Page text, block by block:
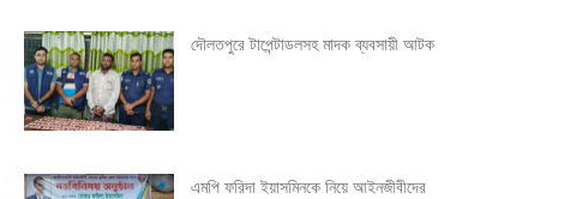
দৌলতপুরে টাপেন্টাডলসহ মাদক ব্যবসায়ী আটক
এমপি ফরিদা ইয়াসমিনকে নিয়ে আইনজীবীদের